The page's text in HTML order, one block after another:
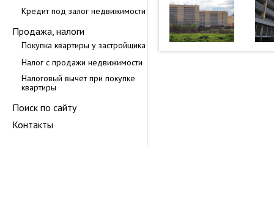
Кредит под залог недвижимости
Продажа, налоги
Покупка квартиры у застройщика
Налог с продажи недвижимости
Налоговый вычет при покупке
квартиры
Поиск по сайту
Контакты